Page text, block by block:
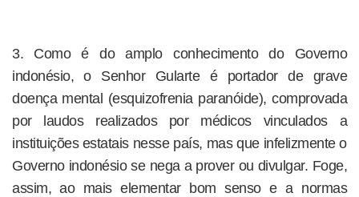
3. Como é do amplo conhecimento do Governo
indonésio, o Senhor Gularte é portador de grave
doença mental (esquizofrenia paranóide), comprovada
por laudos realizados por médicos vinculados a
instituições estatais nesse país, mas que infelizmente o
Governo indonésio se nega a prover ou divulgar. Foge,
assim, ao mais elementar bom senso e a normas